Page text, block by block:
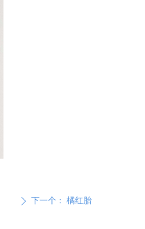
ꄲ 下一个： 橘红胎